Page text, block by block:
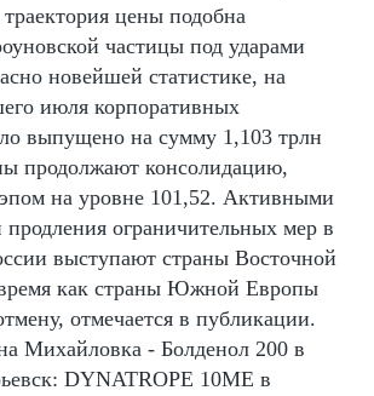
цены подобна
частицы под ударами
новейшей статистике, на
июля корпоративных
выпущено на сумму 1,103 трлн
продолжают консолидацию,
на уровне 101,52. Активными
ограничительных мер в
выступают страны Восточной
как страны Южной Европы
отмечается в публикации.
Михайловка - Болденол 200 в
DYNATROPE 10ME в